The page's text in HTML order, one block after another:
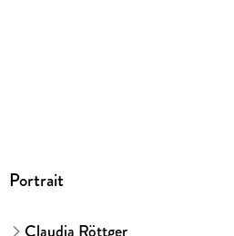
Portrait
Claudia Röttger